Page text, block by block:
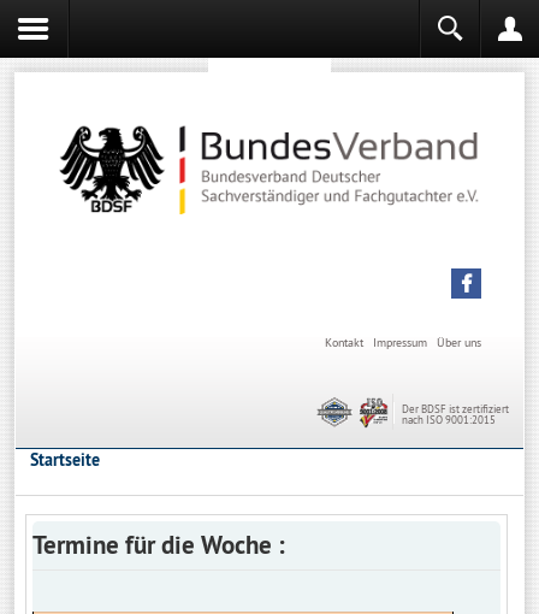
Über uns
Impressum
Kontakt
Der BDSF ist zertifiziert
nach ISO 9001:2015
Startseite
Termine für die Woche :